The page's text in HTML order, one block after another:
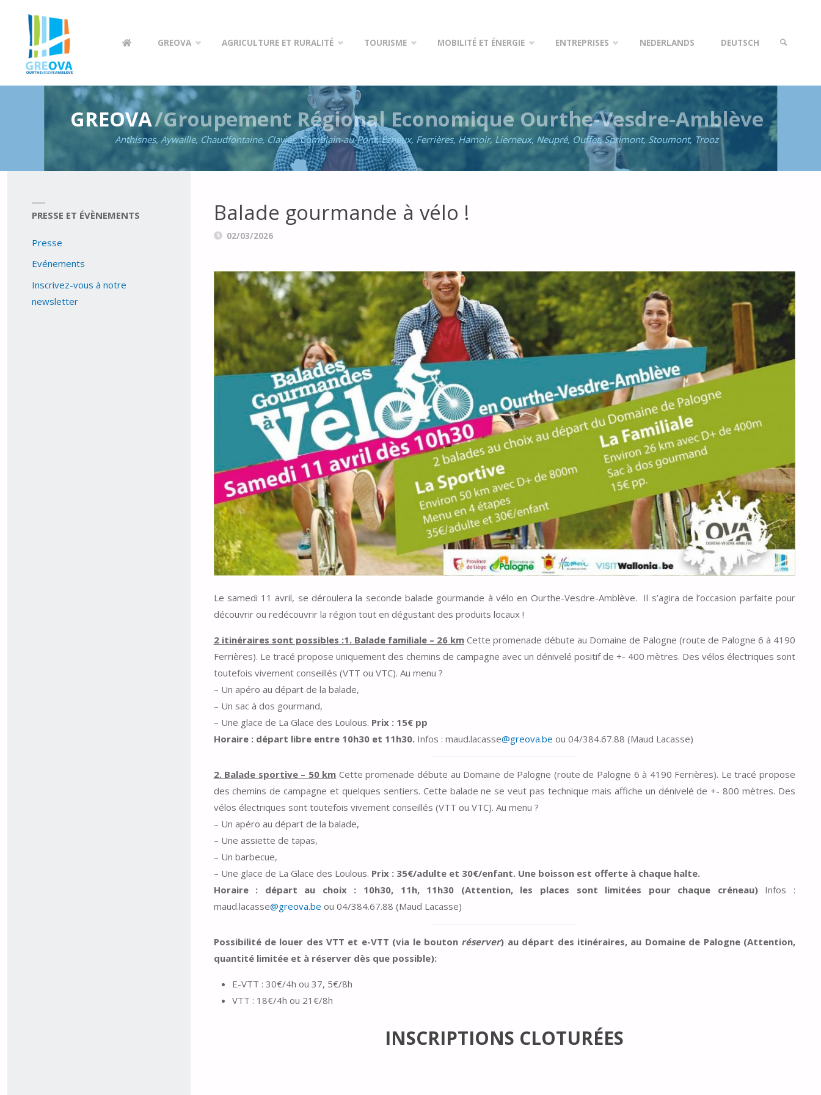
Groupement
Vesdre-
Amblève
to GREOVA AGRICULTURE ET RURALITÉ TOURISME MOBILITÉ ET ÉNERGIE ENTREPRISES NEDERLANDS DEUTSCH
GREOVA/Groupement Régional Economique Ourthe-Vesdre-Amblève
Anthisnes, Aywaille, Chaudfontaine, Clavier, Comblain-au-Pont, Esneux, Ferrières, Hamoir, Lierneux, Neupré, Ouffet, Sprimont, Stoumont, Trooz
Balade gourmande à vélo !
02/03/2026
Le samedi 11 avril, se déroulera la seconde balade gourmande à vélo en Ourthe-Vesdre-Amblève. Il s’agira de l’occasion parfaite pour
découvrir ou redécouvrir la région tout en dégustant des produits locaux !
2 itinéraires sont possibles :1. Balade familiale – 26 kmCette promenade débute au Domaine de Palogne (route de Palogne 6 à 4190
Ferrières). Le tracé propose uniquement des chemins de campagne avec un dénivelé positif de +- 400 mètres. Des vélos électriques sont
toutefois vivement conseillés (VTT ou VTC). Au menu ?
– Un apéro au départ de la balade,
– Un sac à dos gourmand,
– Une glace de La Glace des Loulous. Prix : 15€ pp
Horaire : départ libre entre 10h30 et 11h30.Infos : maud.lacasse@greova.be ou 04/384.67.88 (Maud Lacasse)
2. Balade sportive – 50 km Cette promenade débute au Domaine de Palogne (route de Palogne 6 à 4190 Ferrières). Le tracé propose
des chemins de campagne et quelques sentiers. Cette balade ne se veut pas technique mais affiche un dénivelé de +- 800 mètres. Des
vélos électriques sont toutefois vivement conseillés (VTT ou VTC). Au menu ?
– Un apéro au départ de la balade,
– Une assiette de tapas,
– Un barbecue,
– Une glace de La Glace des Loulous. Prix : 35€/adulte et 30€/enfant. Une boisson est offerte à chaque halte.
Horaire : départ au choix : 10h30, 11h, 11h30 (Attention, les places sont limitées pour chaque créneau)Infos :
maud.lacasse@greova.be ou 04/384.67.88 (Maud Lacasse)
Possibilité de louer des VTT et e-VTT (via le bouton réserver) au départ des itinéraires, au Domaine de Palogne (Attention,
quantité limitée et à réserver dès que possible):
E-VTT : 30€/4h ou 37, 5€/8h
VTT : 18€/4h ou 21€/8h
INSCRIPTIONS CLOTURÉES
PRESSE ET ÉVÈNEMENTS
Presse
Evénements
Inscrivez-vous à notre
newsletter